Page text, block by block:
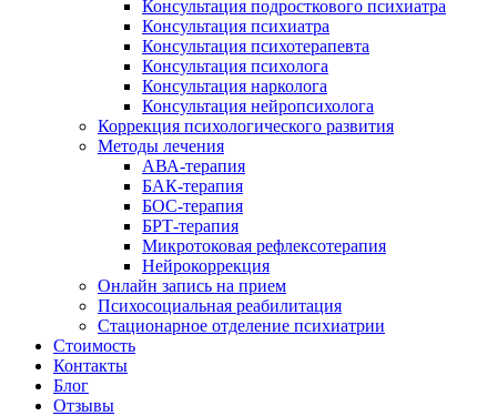
Консультация подросткового психиатра
Консультация психиатра
Консультация психотерапевта
Консультация психолога
Консультация нарколога
Консультация нейропсихолога
Коррекция психологического развития
Методы лечения
АВА-терапия
БАК-терапия
БОС-терапия
БРТ-терапия
Микротоковая рефлексотерапия
Нейрокоррекция
Онлайн запись на прием
Психосоциальная реабилитация
Стационарное отделение психиатрии
Стоимость
Контакты
Блог
Отзывы